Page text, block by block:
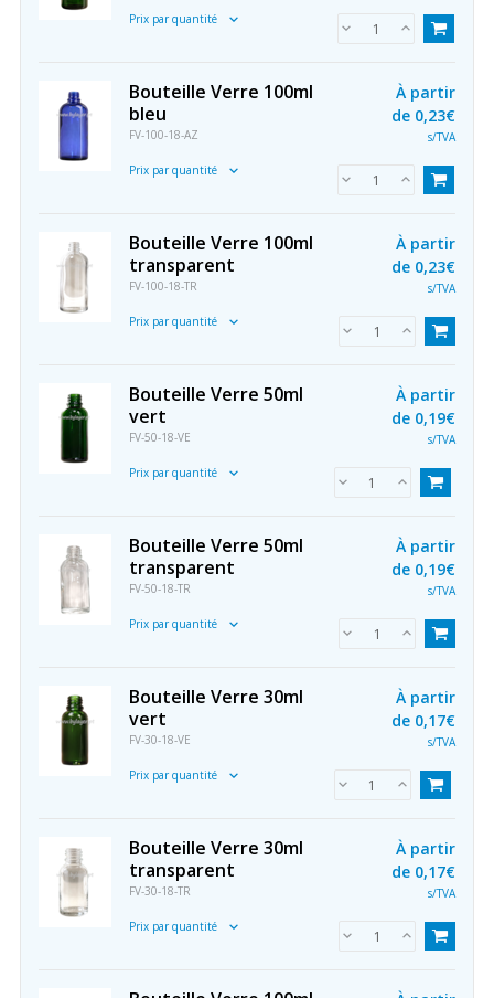
Prix par quantité
Bouteille Verre 100ml
bleu
FV-100-18-AZ
Prix par quantité
À partir
de 0,23€
s/TVA
Bouteille Verre 100ml
transparent
FV-100-18-TR
Prix par quantité
À partir
de 0,23€
s/TVA
Bouteille Verre 50ml
vert
FV-50-18-VE
Prix par quantité
À partir
de 0,19€
s/TVA
Bouteille Verre 50ml
transparent
FV-50-18-TR
Prix par quantité
À partir
de 0,19€
s/TVA
Bouteille Verre 30ml
vert
FV-30-18-VE
Prix par quantité
À partir
de 0,17€
s/TVA
Bouteille Verre 30ml
transparent
FV-30-18-TR
Prix par quantité
À partir
de 0,17€
s/TVA